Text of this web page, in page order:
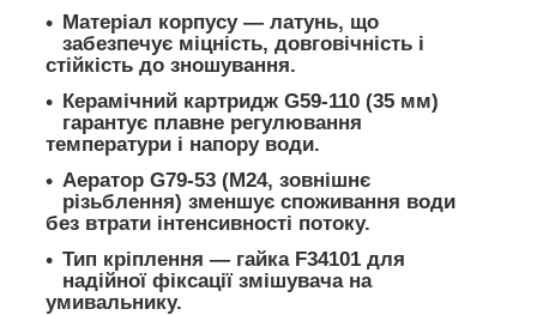
Матеріал корпусу — латунь, що
забезпечує міцність, довговічність і
стійкість до зношування.
Керамічний картридж G59-110 (35 мм)
гарантує плавне регулювання
температури і напору води.
Аератор G79-53 (М24, зовнішнє
різьблення) зменшує споживання води
без втрати інтенсивності потоку.
Тип кріплення — гайка F34101 для
надійної фіксації змішувача на
умивальнику.